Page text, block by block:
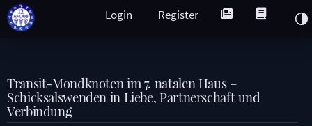
Register
Login
Transit-Mondknoten im 7. natalen Haus –
Schicksalswenden in Liebe, Partnerschaft und
Verbindung